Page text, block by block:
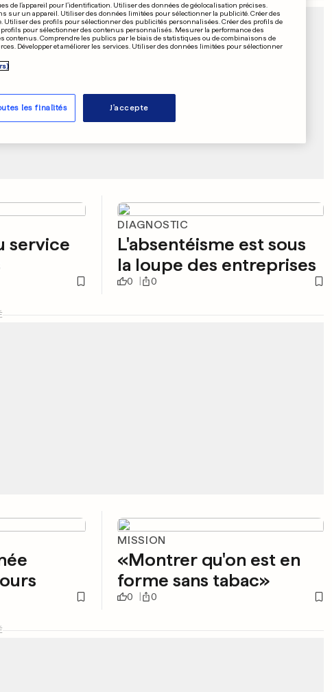
service
DIAGNOSTIC
L'absentéisme est sous
la loupe des entreprises
0 0
MISSION
«Montrer qu'on est en
forme sans tabac»
0 0
de l’appareil pour l’identification. Utiliser des données de géolocalisation précises.
sur un appareil. Utiliser des données limitées pour sélectionner la publicité. Créer des
Utiliser des profils pour sélectionner des publicités personnalisées. Créer des profils de
pour sélectionner des contenus personnalisés. Mesurer la performance des
contenus. Comprendre les publics par le biais de statistiques ou de combinaisons de
Développer et améliorer les services. Utiliser des données limitées pour sélectionner
les finalités J'accepte